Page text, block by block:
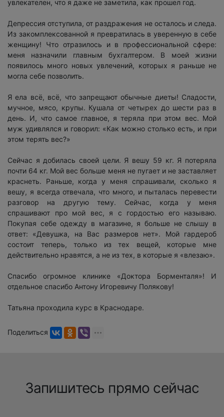
увлекателен, что я даже не заметила, как прошел год.
Депрессия отступила, от раздражения не осталось и следа.
Из закомплексованной я превратилась в уверенную в себе
женщину! Что отразилось и в профессиональной сфере:
меня назначили главным бухгалтером. В моей жизни
появилось много новых увлечений, которых я раньше не
могла себе позволить.
Я ела всё, всё, что запрещают обычные диеты! Сладости,
мучное, мясо, крупы. Кушала от четырех до шести раз в
день. И, что самое главное, я теряла при этом вес. Мой
муж удивлялся и говорил: «Как можно столько есть, и при
этом терять вес?»
Сейчас я добилась своей цели. Я вешу 59 кг. Я потеряла
почти 64 кг. Мой вес больше меня не пугает и не заставляет
краснеть. Раньше, когда у меня спрашивали, сколько я
вешу, я всегда отвечала, что много, и пыталась перевести
разговор на другую тему. Сейчас, когда у меня
спрашивают про мой вес, я с гордостью его называю.
Покупая себе одежду в магазине, я больше не слышу в
ответ: «Девушка, на Вас размеров нет». Мой гардероб
состоит теперь, только из тех вещей, которые мне
действительно нравятся, а не из тех, в которые я «влезаю».
Спасибо огромное клинике «Доктора Борменталя»! И
отдельное спасибо Антону Игоревичу Полякову!
Татьяна проходила курс в Краснодаре.
Поделиться
Запишитесь прямо сейчас